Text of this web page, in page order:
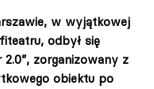
w wyjątkowej
odbył się
zorganizowany z
obiektu po